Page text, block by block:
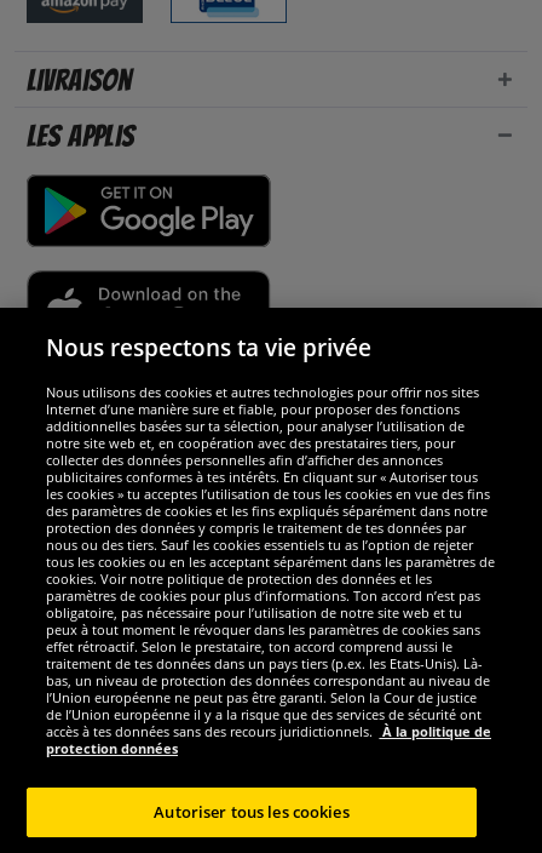
Livraison
Les applis
Sécurité
Nous sommes excellents
Réseaux sociaux
Nous respectons ta vie privée
Nous utilisons des cookies et autres technologies pour offrir nos sites
Internet d’une manière sure et fiable, pour proposer des fonctions
additionnelles basées sur ta sélection, pour analyser l’utilisation de
notre site web et, en coopération avec des prestataires tiers, pour
collecter des données personnelles afin d’afficher des annonces
publicitaires conformes à tes intérêts. En cliquant sur « Autoriser tous
les cookies » tu acceptes l’utilisation de tous les cookies en vue des fins
des paramètres de cookies et les fins expliqués séparément dans notre
protection des données y compris le traitement de tes données par
nous ou des tiers. Sauf les cookies essentiels tu as l’option de rejeter
tous les cookies ou en les acceptant séparément dans les paramètres de
cookies. Voir notre politique de protection des données et les
paramètres de cookies pour plus d’informations. Ton accord n’est pas
obligatoire, pas nécessaire pour l’utilisation de notre site web et tu
peux à tout moment le révoquer dans les paramètres de cookies sans
effet rétroactif. Selon le prestataire, ton accord comprend aussi le
traitement de tes données dans un pays tiers (p.ex. les Etats-Unis). Là-
bas, un niveau de protection des données correspondant au niveau de
l’Union européenne ne peut pas être garanti. Selon la Cour de justice
de l’Union européenne il y a la risque que des services de sécurité ont
accès à tes données sans des recours juridictionnels. À la politique de
protection données
Autoriser tous les cookies